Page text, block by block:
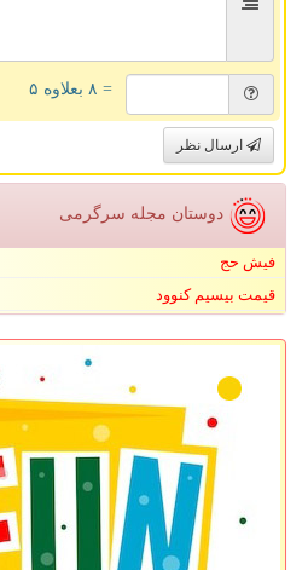
= ۸ بعلاوه ۵
ارسال نظر
دوستان مجله سرگرمی
فیش حج
قیمت بیسیم کنوود